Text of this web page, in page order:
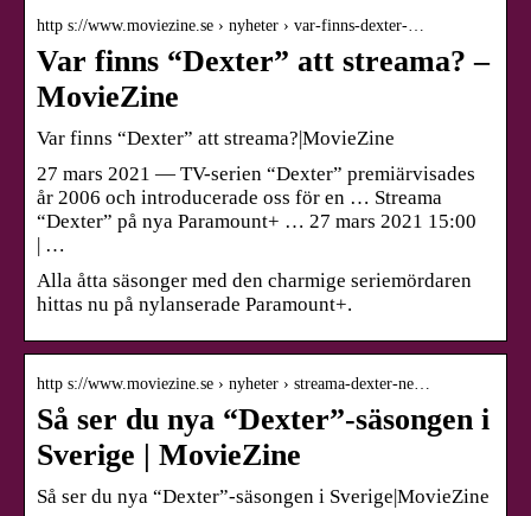
http s://www.moviezine.se › nyheter › var-finns-dexter-…
Var finns “Dexter” att streama? –
MovieZine
Var finns “Dexter” att streama?|MovieZine
27 mars 2021 — TV-serien “Dexter” premiärvisades
år 2006 och introducerade oss för en … Streama
“Dexter” på nya Paramount+ … 27 mars 2021 15:00
| …
Alla åtta säsonger med den charmige seriemördaren
hittas nu på nylanserade Paramount+.
http s://www.moviezine.se › nyheter › streama-dexter-ne…
Så ser du nya “Dexter”-säsongen i
Sverige | MovieZine
Så ser du nya “Dexter”-säsongen i Sverige|MovieZine